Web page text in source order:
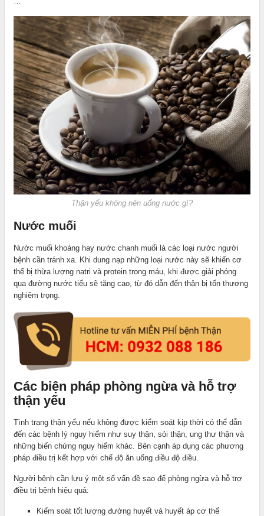
Thận yếu không nên uống nước gì?
Nước muối
Nước muối khoáng hay nước chanh muối là các loại nước người
bệnh cần tránh xa. Khi dung nạp những loại nước này sẽ khiến cơ
thể bị thừa lượng natri và protein trong máu, khi được giải phóng
qua đường nước tiểu sẽ tăng cao, từ đó dẫn đến thận bị tổn thương
nghiêm trọng.
Các biện pháp phòng ngừa và hỗ trợ
thận yếu
Tình trạng thận yếu nếu không được kiểm soát kịp thời có thể dẫn
đến các bệnh lý nguy hiểm như suy thận, sỏi thận, ung thư thận và
những biến chứng nguy hiểm khác. Bên cạnh áp dụng các phương
pháp điều trị kết hợp với chế độ ăn uống điều độ điều.
Người bệnh cần lưu ý một số vấn đề sao để phòng ngừa và hỗ trợ
điều trị bệnh hiệu quả:
Kiểm soát tốt lượng đường huyết và huyết áp cơ thể